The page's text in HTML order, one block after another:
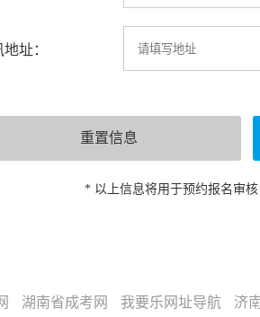
址：
* 以上信息将用于预约报名审
湖南省成考网 我要乐网址导航 济